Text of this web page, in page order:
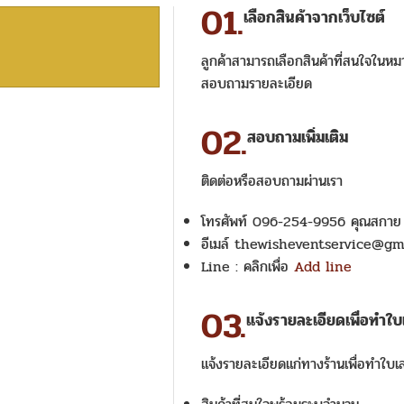
01.เลือกสินค้าจากเว็บไซต์
ลูกค้าสามารถเลือกสินค้าที่สนใจในห
สอบถามรายละเอียด
02.สอบถามเพิ่มเติม
ติดต่อหรือสอบถามผ่านเรา
โทรศัพท์ 096-254-9956 คุณสกา
อีเมล์
Line : คลิกเพื่อ Add line
03.แจ้งรายละเอียดเพื่อทำใ
แจ้งรายละเอียดแก่ทางร้านเพื่อทำใบ